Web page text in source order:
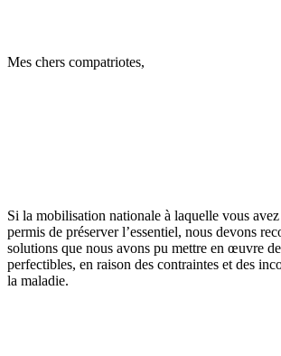
Mes chers compatriotes,
Si la mobilisation nationale à laquelle vous avez
permis de préserver l’essentiel, nous devons
solutions que nous avons pu mettre en œuvre
perfectibles, en raison des contraintes et des
la maladie.